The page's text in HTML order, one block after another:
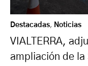
Destacadas, Noticias
VIALTERRA,
ampliación de la